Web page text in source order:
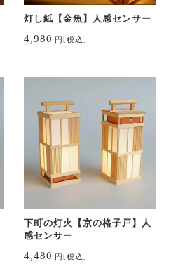
灯し紙【金魚】人感センサー
4,980 円[税込]
下町の灯火【京の格子戸】人
感センサー
4,480 円 [税込]